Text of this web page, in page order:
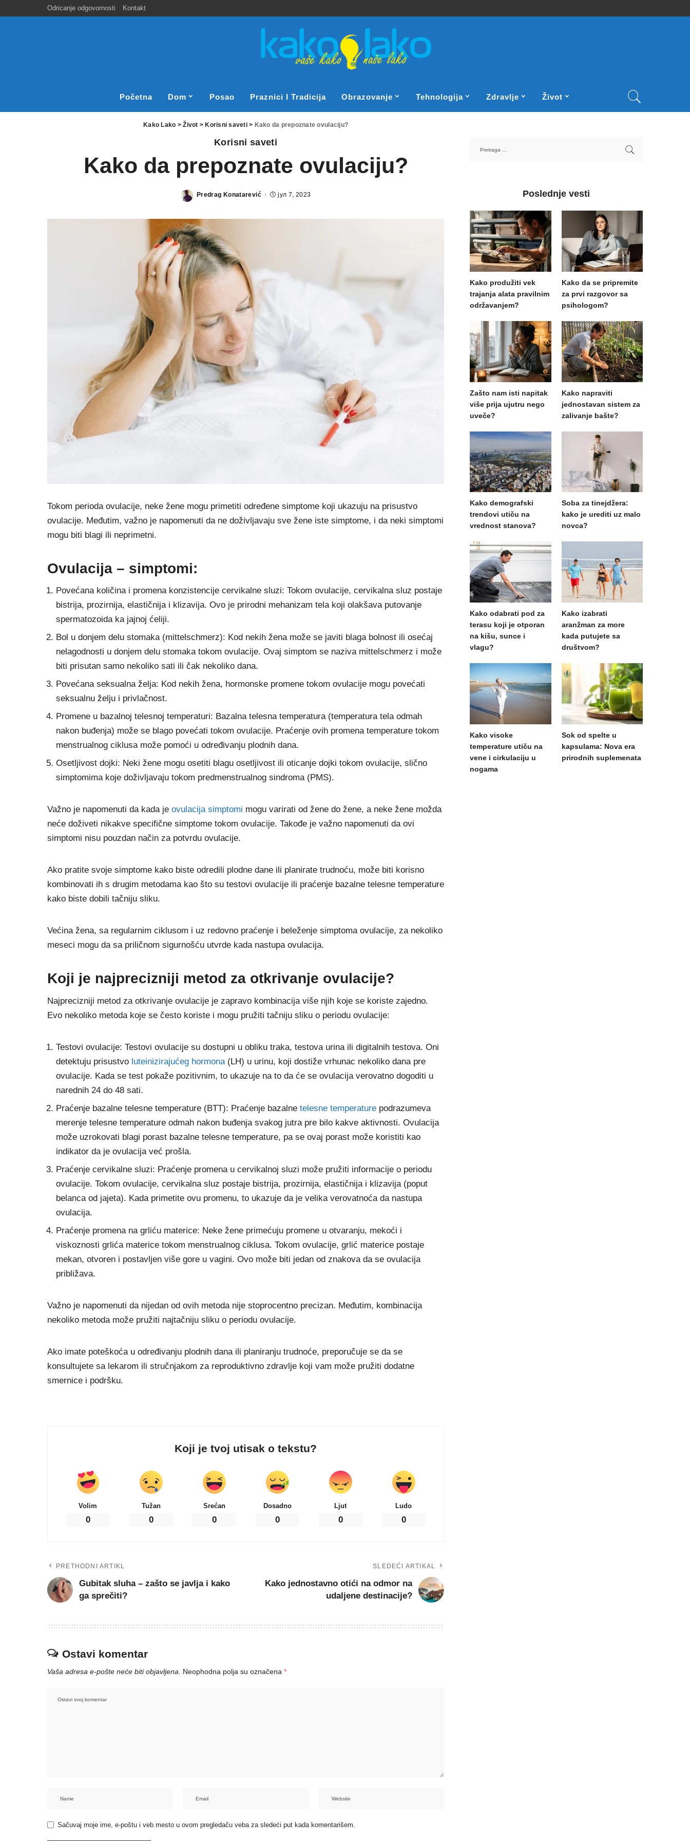
Odricanje odgovornosti Kontakt
Početna Dom Posao Praznici I Tradicija Obrazovanje Tehnologija Zdravlje Život
Kako Lako >Život > Korisni saveti> Kako da prepoznate ovulaciju?
Korisni saveti
Kako da prepoznate ovulaciju?
Posted
Predrag Konatarević јул 7, 2023
Tokom perioda ovulacije, neke žene mogu primetiti određene simptome koji ukazuju na prisustvo
ovulacije. Međutim, važno je napomenuti da ne doživljavaju sve žene iste simptome, i da neki simptomi
mogu biti blagi ili neprimetni.
Ovulacija – simptomi:
Povećana količina i promena konzistencije cervikalne sluzi: Tokom ovulacije, cervikalna sluz postaje
bistrija, prozirnija, elastičnija i klizavija. Ovo je prirodni mehanizam tela koji olakšava putovanje
spermatozoida ka jajnoj ćeliji.
Bol u donjem delu stomaka (mittelschmerz): Kod nekih žena može se javiti blaga bolnost ili osećaj
nelagodnosti u donjem delu stomaka tokom ovulacije. Ovaj simptom se naziva mittelschmerz i može
biti prisutan samo nekoliko sati ili čak nekoliko dana.
Povećana seksualna želja: Kod nekih žena, hormonske promene tokom ovulacije mogu povećati
seksualnu želju i privlačnost.
Promene u bazalnoj telesnoj temperaturi: Bazalna telesna temperatura (temperatura tela odmah
nakon buđenja) može se blago povećati tokom ovulacije. Praćenje ovih promena temperature tokom
menstrualnog ciklusa može pomoći u određivanju plodnih dana.
Osetljivost dojki: Neki žene mogu osetiti blagu osetljivost ili oticanje dojki tokom ovulacije, slično
simptomima koje doživljavaju tokom predmenstrualnog sindroma (PMS).
Važno je napomenuti da kada je ovulacijasimptomi mogu varirati od žene do žene, a neke žene možda
neće doživeti nikakve specifične simptome tokom ovulacije. Takođe je važno napomenuti da ovi
simptomi nisu pouzdan način za potvrdu ovulacije.
Ako pratite svoje simptome kako biste odredili plodne dane ili planirate trudnoću, može biti korisno
kombinovati ih s drugim metodama kao što su testovi ovulacije ili praćenje bazalne telesne temperature
kako biste dobili tačniju sliku.
Većina žena, sa regularnim ciklusom i uz redovno praćenje i beleženje simptoma ovulacije, za nekoliko
meseci mogu da sa priličnom sigurnošću utvrde kada nastupa ovulacija.
Koji je najprecizniji metod za otkrivanje ovulacije?
Najprecizniji metod za otkrivanje ovulacije je zapravo kombinacija više njih koje se koriste zajedno.
Evo nekoliko metoda koje se često koriste i mogu pružiti tačniju sliku o periodu ovulacije:
Testovi ovulacije: Testovi ovulacije su dostupni u obliku traka, testova urina ili digitalnih testova. Oni
detektuju prisustvo luteinizirajućeg hormona (LH) u urinu, koji dostiže vrhunac nekoliko dana pre
ovulacije. Kada se test pokaže pozitivnim, to ukazuje na to da će se ovulacija verovatno dogoditi u
narednih 24 do 48 sati.
Praćenje bazalne telesne temperature (BTT): Praćenje bazalne telesne temperature podrazumeva
merenje telesne temperature odmah nakon buđenja svakog jutra pre bilo kakve aktivnosti. Ovulacija
može uzrokovati blagi porast bazalne telesne temperature, pa se ovaj porast može koristiti kao
indikator da je ovulacija već prošla.
Praćenje cervikalne sluzi: Praćenje promena u cervikalnoj sluzi može pružiti informacije o periodu
ovulacije. Tokom ovulacije, cervikalna sluz postaje bistrija, prozirnija, elastičnija i klizavija (poput
belanca od jajeta). Kada primetite ovu promenu, to ukazuje da je velika verovatnoća da nastupa
ovulacija.
Praćenje promena na grliću materice: Neke žene primećuju promene u otvaranju, mekoći i
viskoznosti grlića materice tokom menstrualnog ciklusa. Tokom ovulacije, grlić materice postaje
mekan, otvoren i postavljen više gore u vagini. Ovo može biti jedan od znakova da se ovulacija
približava.
Važno je napomenuti da nijedan od ovih metoda nije stoprocentno precizan. Međutim, kombinacija
nekoliko metoda može pružiti najtačniju sliku o periodu ovulacije.
Ako imate poteškoća u određivanju plodnih dana ili planiranju trudnoće, preporučuje se da se
konsultujete sa lekarom ili stručnjakom za reproduktivno zdravlje koji vam može pružiti dodatne
smernice i podršku.
Koji je tvoj utisak o tekstu?
Volim
0
Tužan
0
Srećan
0
Dosadno
0
Ljut
0
Ludo
0
PRETHODNI ARTIKL
Gubitak sluha – zašto se javlja i kako
ga sprečiti?
SLEDEĆI ARTIKAL
Kako jednostavno otići na odmor na
udaljene destinacije?
Ostavi komentar
Vaša adresa e-pošte neće biti objavljena. Neophodna polja su označena *
Sačuvaj moje ime, e-poštu i veb mesto u ovom pregledaču veba za sledeći put kada komentarišem.
Poslednje vesti
Kako produžiti vek
trajanja alata pravilnim
održavanjem?
Kako da se pripremite
za prvi razgovor sa
psihologom?
Zašto nam isti napitak
više prija ujutru nego
uveče?
Kako napraviti
jednostavan sistem za
zalivanje bašte?
Kako demografski
trendovi utiču na
vrednost stanova?
Soba za tinejdžera:
kako je urediti uz malo
novca?
Kako odabrati pod za
terasu koji je otporan
na kišu, sunce i
vlagu?
Kako izabrati
aranžman za more
kada putujete sa
društvom?
Kako visoke
temperature utiču na
vene i cirkulaciju u
nogama
Sok od spelte u
kapsulama: Nova era
prirodnih suplemenata